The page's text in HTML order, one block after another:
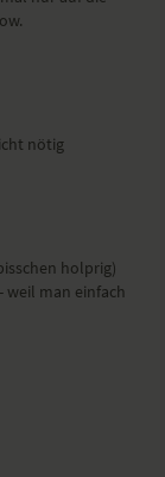
startest du
Klassen, daher
der gewohnten
nötig
holprig)
weil man einfach